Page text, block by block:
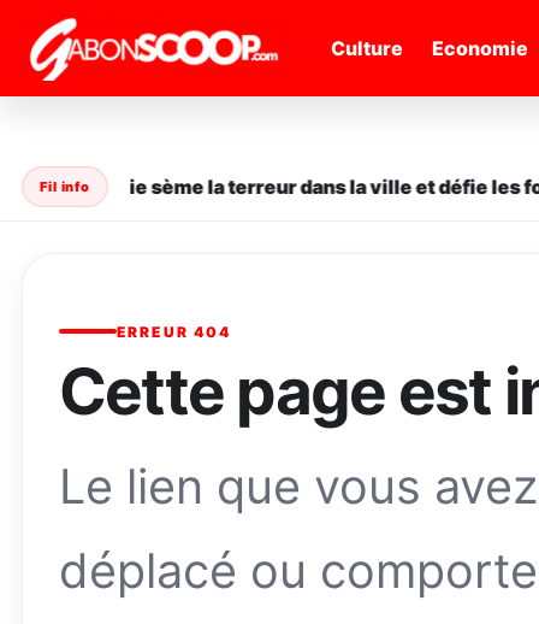
" /> Culture Economie
Fil info
en série sème la terreur dans la ville et défie les
ERREUR 404
Cette page est
Le lien que vous
déplacé ou